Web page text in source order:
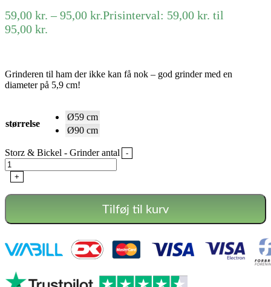
59,00 kr. – 95,00 kr.Prisinterval: 59,00 kr. til
95,00 kr.
Grinderen til ham der ikke kan få nok – god grinder med en
diameter på 5,9 cm!
størrelse
Ø59 cm
Ø90 cm
Storz & Bickel - Grinder antal -
+
Tilføj til kurv